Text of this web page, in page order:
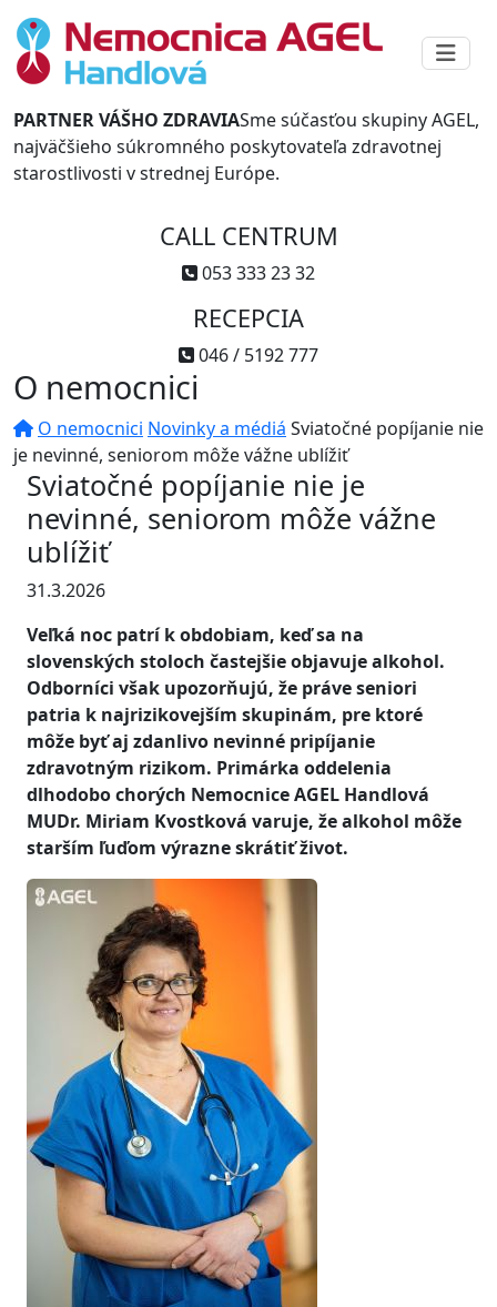
PARTNER VÁŠHO ZDRAVIASme súčasťou skupiny AGEL,
najväčšieho súkromného poskytovateľa zdravotnej
starostlivosti v strednej Európe.
CALL CENTRUM
053 333 23 32
RECEPCIA
046 / 5192 777
O nemocnici
O nemocnici Novinky a médiá Sviatočné popíjanie nie
je nevinné, seniorom môže vážne ublížiť
Sviatočné popíjanie nie je
nevinné, seniorom môže vážne
ublížiť
31.3.2026
Veľká noc patrí k obdobiam, keď sa na
slovenských stoloch častejšie objavuje alkohol.
Odborníci však upozorňujú, že práve seniori
patria k najrizikovejším skupinám, pre ktoré
môže byť aj zdanlivo nevinné pripíjanie
zdravotným rizikom. Primárka oddelenia
dlhodobo chorých Nemocnice AGEL Handlová
MUDr. Miriam Kvostková varuje, že alkohol môže
starším ľuďom výrazne skrátiť život.